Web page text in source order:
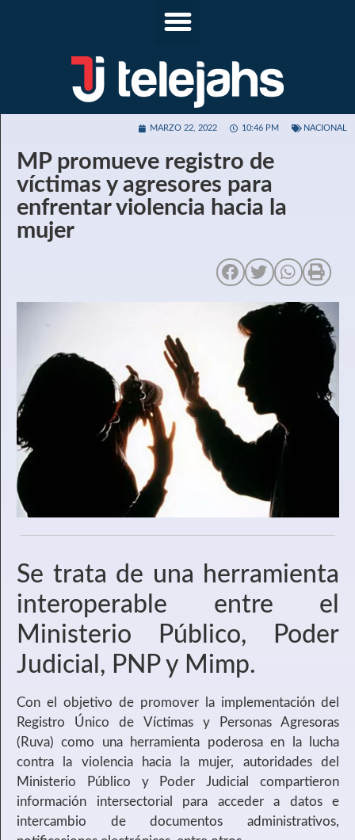
MARZO 22, 2022 10:46 PM NACIONAL
MP promueve registro de
víctimas y agresores para
enfrentar violencia hacia la
mujer
Se trata de una herramienta
interoperable entre el
Ministerio Público, Poder
Judicial, PNP y Mimp.
Con el objetivo de promover la implementación del
Registro Único de Víctimas y Personas Agresoras
(Ruva) como una herramienta poderosa en la lucha
contra la violencia hacia la mujer, autoridades del
Ministerio Público y Poder Judicial compartieron
información intersectorial para acceder a datos e
intercambio de documentos administrativos,